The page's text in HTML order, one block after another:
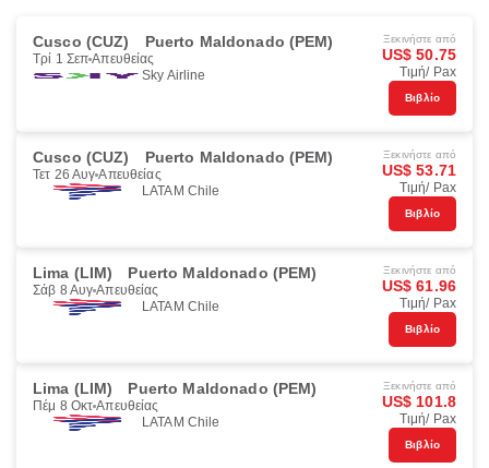
Cusco (CUZ) Puerto Maldonado (PEM)
Τρί 1 Σεπ Απευθείας
Sky Airline
Ξεκινήστε από
US$ 50.75
Τιμή/ Pax
Βιβλίο
Cusco (CUZ) Puerto Maldonado (PEM)
Τετ 26 Αυγ Απευθείας
LATAM Chile
Ξεκινήστε από
US$ 53.71
Τιμή/ Pax
Βιβλίο
Lima (LIM) Puerto Maldonado (PEM)
Σάβ 8 Αυγ Απευθείας
LATAM Chile
Ξεκινήστε από
US$ 61.96
Τιμή/ Pax
Βιβλίο
Lima (LIM) Puerto Maldonado (PEM)
Πέμ 8 Οκτ Απευθείας
LATAM Chile
Ξεκινήστε από
US$ 101.8
Τιμή/ Pax
Βιβλίο